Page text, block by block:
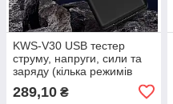
KWS-V30 USB тестер
струму, напруги, сили та
заряду (кілька режимів
289,10 ₴